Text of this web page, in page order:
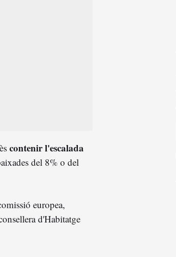
contenir l'escalada
del 8% o del
europea,
d'Habitatge